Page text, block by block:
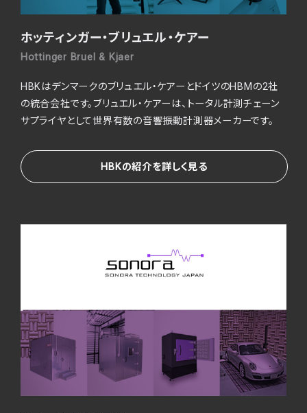
ホッティンガー・ブリュエル・ケアー
Hottinger Bruel & Kjaer
HBKはデンマークのブリュエル・ケアーとドイツのHBMの2社
の統合会社です。ブリュエル・ケアーは、トータル計測チェーン
サプライヤとして世界有数の音響振動計測器メーカーです。
HBKの紹介を詳しく見る